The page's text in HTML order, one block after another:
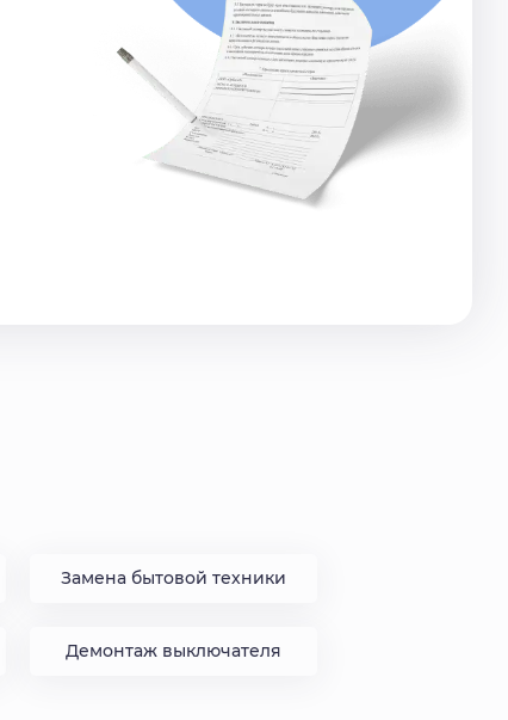
Замена бытовой техники
Демонтаж выключателя